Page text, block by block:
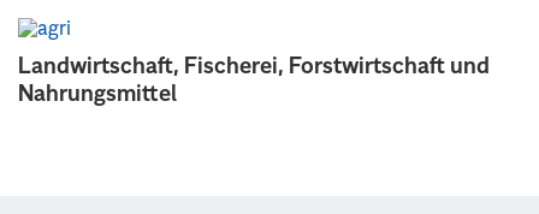
Landwirtschaft, Fischerei, Forstwirtschaft und
Nahrungsmittel